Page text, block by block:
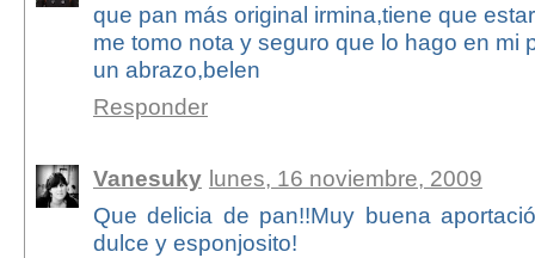
que pan más original irmina,tiene que
me tomo nota y seguro que lo hago en mi
un abrazo,belen
Responder
Vanesuky lunes, 16 noviembre, 2009
Que delicia de pan!!Muy buena
dulce y esponjosito!